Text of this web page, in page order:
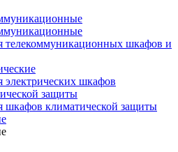
телекоммуникационных шкафов и
электрических шкафов
защиты
шкафов климатической защиты